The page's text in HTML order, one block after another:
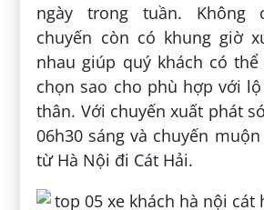
ngày trong tuần. Không
chuyến còn có khung giờ
nhau giúp quý khách có
chọn sao cho phù hợp với
thân. Với chuyến xuất phát
06h30 sáng và chuyến
từ Hà Nội đi Cát Hải.